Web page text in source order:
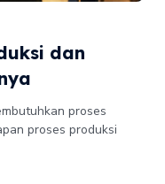
dan
proses
proses produksi